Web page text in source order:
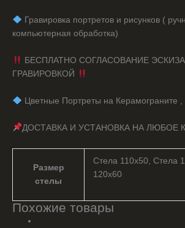
Гравировка портретов и рисунков (
компьютерная обработка)
БЕСПЛАТНО СОГЛАСОВАНИЕ
ГРАВИРОВКОЙ
Цветные Портреты на Керамограните
ДОСТАВКА И УСТАНОВКА НА ЛЮБОЕ
Размер
стелы
Стела 110х50, Стела
120х60
Похожие товары